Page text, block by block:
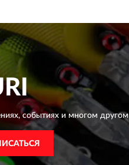
событиях и многом другом